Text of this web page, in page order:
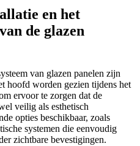
en het
de glazen
van glazen panelen zijn
hoofd worden gezien tijdens het
ervoor te zorgen dat de
veilig als esthetisch
opties beschikbaar, zoals
systemen die eenvoudig
zichtbare bevestigingen.